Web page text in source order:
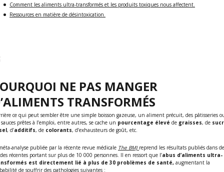
Comment les aliments ultra-transformés et les produits toxiques nous affectent.
Ressources en matière de désintoxication.
NE PAS MANGER
TRANSFORMÉS
ce qui peut sembler être une simple boisson gazeuse, un aliment précuit, des pâtisseries
sauces prêtes à l’emploi, entre autres, se cache un pourcentage élevé de graisses, de
sel, d’additifs, de colorants, d’exhausteurs de goût, etc.
analyse publiée par la récente revue médicale The BMJ reprend les résultats publiés dans
récentes portant sur plus de 10 000 personnes. Il en ressort que l’abus d’aliments ultra-
est directement lié à plus de 30 problèmes de santé, augmentant la
de souffrir des pathologies suivantes :